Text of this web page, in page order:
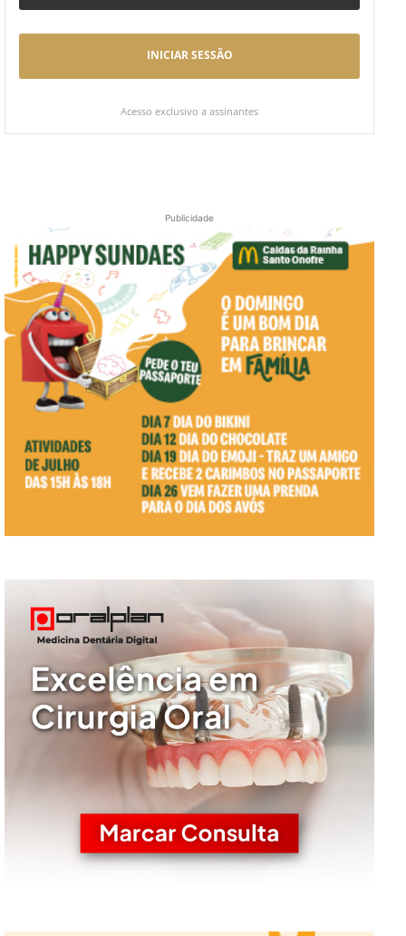
INICIAR SESSÃO
Acesso exclusivo a assinantes
Publicidade